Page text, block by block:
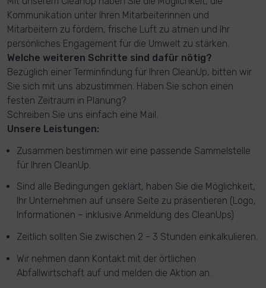
Kommunikation unter Ihren Mitarbeiterinnen und
Mitarbeitern zu fördern, frische Luft zu atmen und Ihr
persönliches Engagement für die Umwelt zu stärken.
Welche weiteren Schritte sind dafür nötig?
Bezüglich einer Terminfindung für Ihren CleanUp, bitten wir
Sie sich mit uns abzustimmen. Haben Sie schon einen
festen Zeitraum in Planung?
Schreiben Sie uns einfach eine Mail.
Unsere Leistungen:
Zusammen bestimmen wir eine passende Sammelstelle
für Ihren CleanUp.
Sind alle Bedingungen geklärt, haben Sie die Möglichkeit,
Ihr Unternehmen auf unsere Seite zu präsentieren (Logo,
Informationen – inklusive Anmeldung des CleanUps)
Zeitlich sollten Sie zwischen 2 - 3 Stunden einkalkulieren.
Wir nehmen dann Kontakt mit der örtlichen
Abfallwirtschaft auf und melden die Aktion an.